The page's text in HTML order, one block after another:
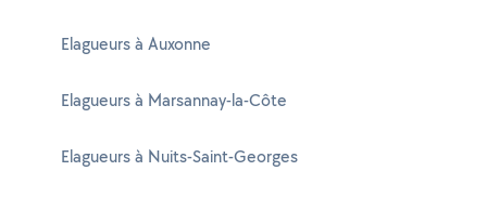
Elagueurs à Auxonne
Elagueurs à Marsannay-la-Côte
Elagueurs à Nuits-Saint-Georges